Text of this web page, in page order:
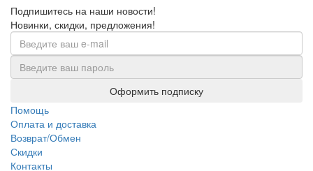
Подпишитесь на наши новости!
Новинки, скидки, предложения!
Оформить подписку
Помощь
Оплата и доставка
Возврат/Обмен
Скидки
Контакты